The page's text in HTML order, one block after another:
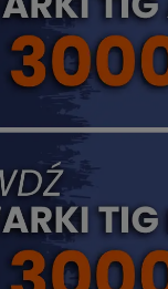
SPRAWDŹ
SPRAWDŹ